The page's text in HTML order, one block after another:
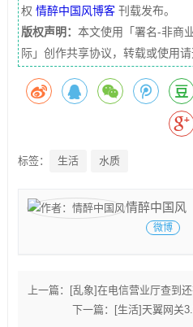
权 情醉中国风博客刊载发布。
版权声明： 本文使用「署名-非商
际」创作共享协议，转载或使用请
标签： 生活 水质
情醉中国风
微博
上一篇：
[乱象]在电信营业厅查到
下一篇：
[生活]天翼网关